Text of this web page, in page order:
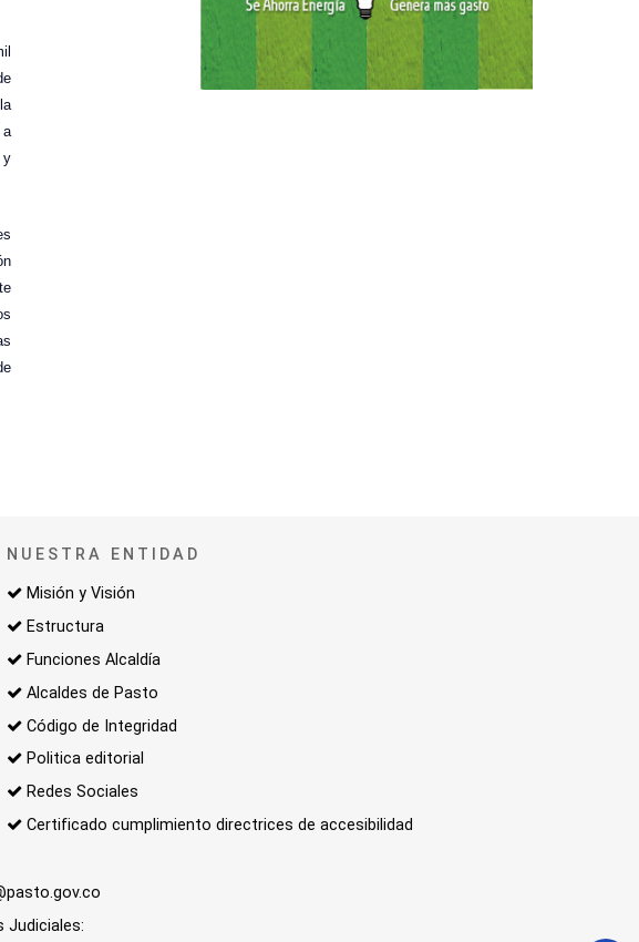
y
NUESTRA ENTIDAD
Misión y Visión
Estructura
Funciones Alcaldía
Alcaldes de Pasto
Código de Integridad
Politica editorial
Redes Sociales
Certificado cumplimiento directrices de accesibilidad
Judiciales: